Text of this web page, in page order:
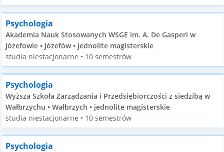
Psychologia
Akademia Nauk Stosowanych WSGE im. A. De Gasperi w
Józefowie • Józefów • jednolite magisterskie
studia niestacjonarne • 10 semestrów
Psychologia
Wyższa Szkoła Zarządzania i Przedsiębiorczości z siedzibą w
Wałbrzychu • Wałbrzych • jednolite magisterskie
studia niestacjonarne • 10 semestrów
Psychologia